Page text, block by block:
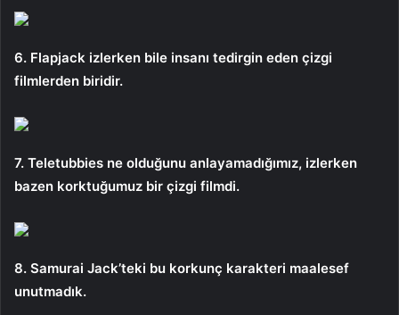
6. Flapjack izlerken bile insanı tedirgin eden çizgi
filmlerden biridir.
7. Teletubbies ne olduğunu anlayamadığımız, izlerken
bazen korktuğumuz bir çizgi filmdi.
8. Samurai Jack’teki bu korkunç karakteri maalesef
unutmadık.